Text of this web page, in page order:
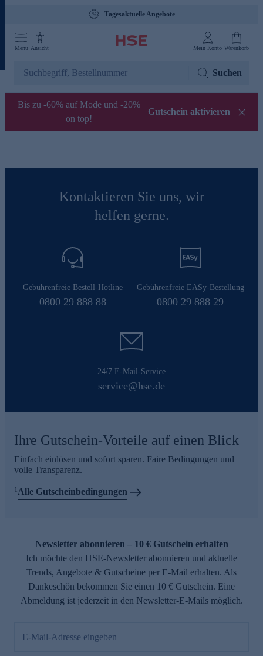
Tagesaktuelle Angebote
Menü Ansicht Mein Konto Warenkorb
Suchen
Bis zu -60% auf Mode und -20%
on top!
Gutschein aktivieren
Kontaktieren Sie uns, wir
helfen gerne.
Gebührenfreie Bestell-Hotline
0800 29 888 88
Gebührenfreie EASy-Bestellung
0800 29 888 29
24/7 E-Mail-Service
service@hse.de
Ihre Gutschein-Vorteile auf einen Blick
Einfach einlösen und sofort sparen. Faire Bedingungen und
volle Transparenz.
1Alle Gutscheinbedingungen
Newsletter abonnieren – 10 € Gutschein erhalten
Ich möchte den HSE-Newsletter abonnieren und aktuelle
Trends, Angebote & Gutscheine per E-Mail erhalten. Als
Dankeschön bekommen Sie einen 10 € Gutschein. Eine
Abmeldung ist jederzeit in den Newsletter-E-Mails möglich.
E-Mail-Adresse eingeben